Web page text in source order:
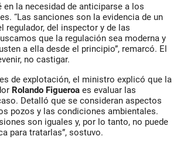
en la necesidad de anticiparse a los
“Las sanciones son la evidencia de un
regulador, del inspector y de las
que la regulación sea moderna y
a ella desde el principio”, remarcó. El
no castigar.
de explotación, el ministro explicó que la
Rolando Figueroa es evaluar las
Detalló que se consideran aspectos
pozos y las condiciones ambientales.
son iguales y, por lo tanto, no puede
para tratarlas”, sostuvo.